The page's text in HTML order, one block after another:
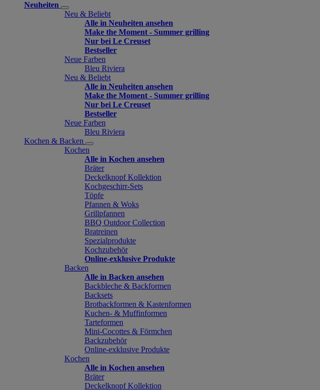
Neuheiten
Neu & Beliebt
Alle in Neuheiten ansehen
Make the Moment - Summer grilling
Nur bei Le Creuset
Bestseller
Neue Farben
Bleu Riviera
Neu & Beliebt
Alle in Neuheiten ansehen
Make the Moment - Summer grilling
Nur bei Le Creuset
Bestseller
Neue Farben
Bleu Riviera
Kochen & Backen
Kochen
Alle in Kochen ansehen
Bräter
Deckelknopf Kollektion
Kochgeschirr-Sets
Töpfe
Pfannen & Woks
Grillpfannen
BBQ Outdoor Collection
Bratreinen
Spezialprodukte
Kochzubehör
Online-exklusive Produkte
Backen
Alle in Backen ansehen
Backbleche & Backformen
Backsets
Brotbackformen & Kastenformen
Kuchen- & Muffinformen
Tarteformen
Mini-Cocottes & Förmchen
Backzubehör
Online-exklusive Produkte
Kochen
Alle in Kochen ansehen
Bräter
Deckelknopf Kollektion